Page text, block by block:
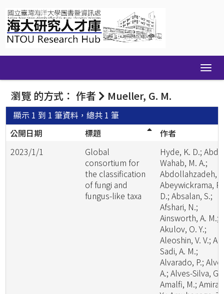
navigation
瀏覽 的方式： 作者 Mueller, G. M.
顯示 1 到 1 筆資料，總共 1 筆
公開日期
標題
作者
2023/1/1
Global
consortium for
the classification
of fungi and
fungus-like taxa
Hyde, K. D.;
Wahab, M. A.;
Abdollahzadeh,
Abeywickrama, P.
D.; Absalan, S.;
Afshari, N.;
Ainsworth, A. M.;
Akulov, O. Y.;
Aleoshin, V. V.; Al-
Sadi, A. M.;
Alvarado, P.;
A.; Alves-Silva, G.;
Amalfi, M.; Amira,